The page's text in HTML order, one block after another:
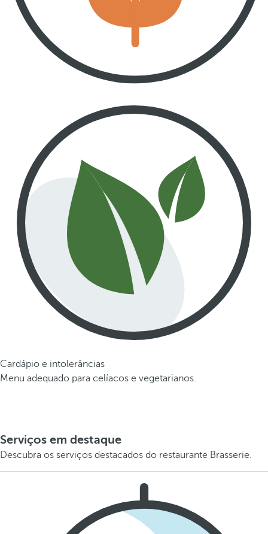
Cardápio e intolerâncias
Menu adequado para celíacos e vegetarianos.
Serviços em destaque
Descubra os serviços destacados do restaurante Brasserie.